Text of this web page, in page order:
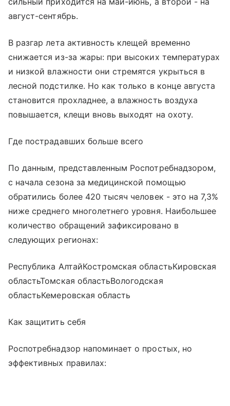
август-сентябрь.
В разгар лета активность клещей временно
снижается из-за жары: при высоких температурах
и низкой влажности они стремятся укрыться в
лесной подстилке. Но как только в конце августа
становится прохладнее, а влажность воздуха
повышается, клещи вновь выходят на охоту.
Где пострадавших больше всего
По данным, представленным Роспотребнадзором,
с начала сезона за медицинской помощью
обратились более 420 тысяч человек - это на 7,3%
ниже среднего многолетнего уровня. Наибольшее
количество обращений зафиксировано в
следующих регионах:
Республика АлтайКостромская областьКировская
областьТомская областьВологодская
областьКемеровская область
Как защитить себя
Роспотребнадзор напоминает о простых, но
эффективных правилах: